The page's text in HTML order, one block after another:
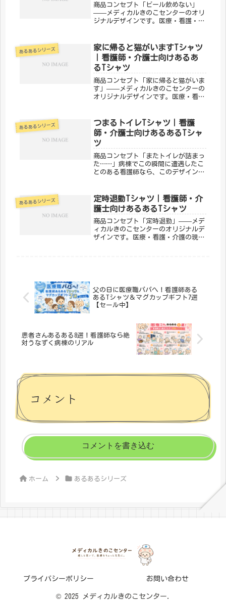
商品コンセプト「ビール飲めない」
——メディカルきのこセンターのオリ
ジナルデザインです。医療・看護・介
はもちろん、プレゼントにもぴったり
です。「メディカルきのこセンター」
が手...
あるあるシリーズ
家に帰ると猫がいますTシャツ
｜看護師・介護士向けあるあ
るTシャツ
商品コンセプト「家に帰ると猫がいま
す」——メディカルきのこセンターの
オリジナルデザインです。医療・看
常使いはもちろん、プレゼントにもぴ
ったりです。「メディカルきのこセン
ター...
あるあるシリーズ
つまるトイレTシャツ｜看護
師・介護士向けあるあるTシャ
ツ
商品コンセプト「またトイレが詰まっ
た……」病棟でこの瞬間に遭遇したこ
とのある看護師なら、このデザインは
あるある。「メディカルきのこセンタ
ー」が手がけるこのデザインは、医
療・...
あるあるシリーズ
定時退勤Tシャツ｜看護師・介
護士向けあるあるTシャツ
商品コンセプト「定時退勤」——メデ
ィカルきのこセンターのオリジナルデ
ザインです。医療・看護・介護の現場
父の日に医療職パパへ！看護師ある
あるTシャツ＆マグカップギフト7選
【セール中】
患者さんあるある8選！看護師なら絶
対うなずく病棟のリアル
コメント
コメントを書き込む
ホーム あるあるシリーズ
プライバシーポリシー お問い合わせ
© 2025 メディカルきのこセンター.